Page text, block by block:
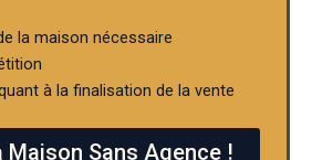
la maison nécessaire
à la finalisation de la vente
Maison Sans Agence !